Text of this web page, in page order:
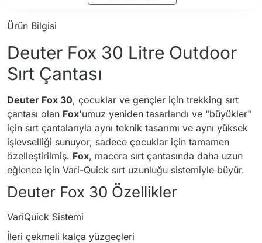
Ürün Bilgisi
Deuter Fox 30 Litre Outdoor
Sırt Çantası
Deuter Fox 30, çocuklar ve gençler için trekking sırt
çantası olan Fox'umuz yeniden tasarlandı ve "büyükler"
için sırt çantalarıyla aynı teknik tasarımı ve aynı yüksek
işlevselliği sunuyor, sadece çocuklar için tamamen
özelleştirilmiş. Fox, macera sırt çantasında daha uzun
eğlence için Vari-Quick sırt uzunluğu sistemiyle büyür.
Deuter Fox 30 Özellikler
VariQuick Sistemi
İleri çekmeli kalça yüzgeçleri